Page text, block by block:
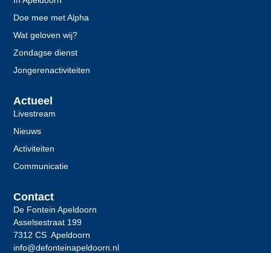
Doe mee met Alpha
Wat geloven wij?
Zondagse dienst
Jongerenactiviteiten
Actueel
Livestream
Nieuws
Activiteiten
Communicatie
Contact
De Fontein Apeldoorn
Asselsestraat 199
7312 CS Apeldoorn
info@defonteinapeldoorn.nl